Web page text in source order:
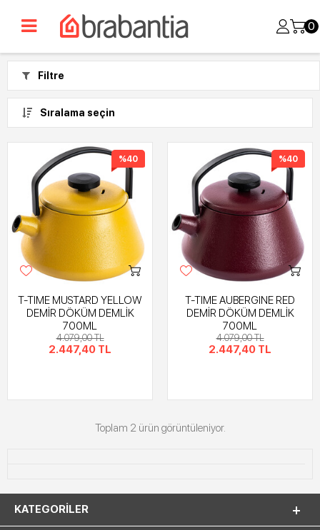
0
Filtre
Sıralama seçin
%40
T-TIME MUSTARD YELLOW
DEMİR DÖKÜM DEMLİK
700ML
4.079,00 TL
2.447,40 TL
%40
T-TIME AUBERGINE RED
DEMİR DÖKÜM DEMLİK
700ML
4.079,00 TL
2.447,40 TL
Toplam 2 ürün görüntüleniyor.
KATEGORILER